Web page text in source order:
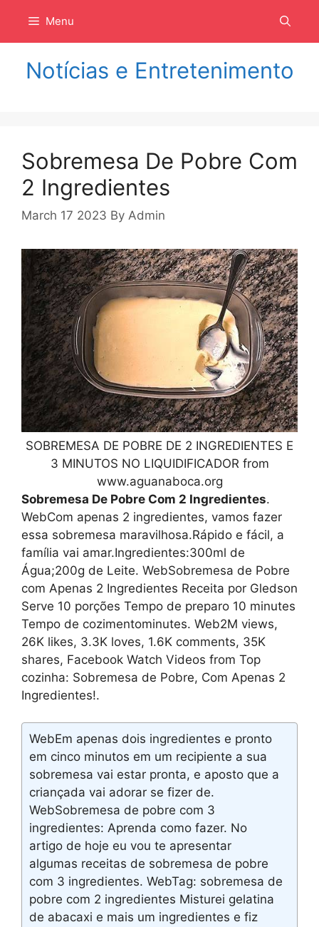
isi
Menu
Notícias e Entretenimento
Sobremesa De Pobre Com
2 Ingredientes
March 17 2023 By Admin
SOBREMESA DE POBRE DE 2 INGREDIENTES E
3 MINUTOS NO LIQUIDIFICADOR from
www.aguanaboca.org
Sobremesa De Pobre Com 2 Ingredientes.
WebCom apenas 2 ingredientes, vamos fazer
essa sobremesa maravilhosa.Rápido e fácil, a
família vai amar.Ingredientes:300ml de
Água;200g de Leite. WebSobremesa de Pobre
com Apenas 2 Ingredientes Receita por Gledson
Serve 10 porções Tempo de preparo 10 minutes
Tempo de cozimentominutes. Web2M views,
26K likes, 3.3K loves, 1.6K comments, 35K
shares, Facebook Watch Videos from Top
cozinha: Sobremesa de Pobre, Com Apenas 2
Ingredientes!.
WebEm apenas dois ingredientes e pronto
em cinco minutos em um recipiente a sua
sobremesa vai estar pronta, e aposto que a
criançada vai adorar se fizer de.
WebSobremesa de pobre com 3
ingredientes: Aprenda como fazer. No
artigo de hoje eu vou te apresentar
algumas receitas de sobremesa de pobre
com 3 ingredientes. WebTag: sobremesa de
pobre com 2 ingredientes Misturei gelatina
de abacaxi e mais um ingredientes e fiz